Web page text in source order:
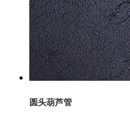
圆头葫芦管